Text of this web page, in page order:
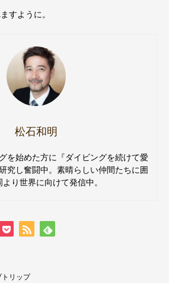
すように。
松石和明
を始めた方に『ダイビングを続けて愛
究し奮闘中。素晴らしい仲間たちに囲
より世界に向けて発信中。
トリップ